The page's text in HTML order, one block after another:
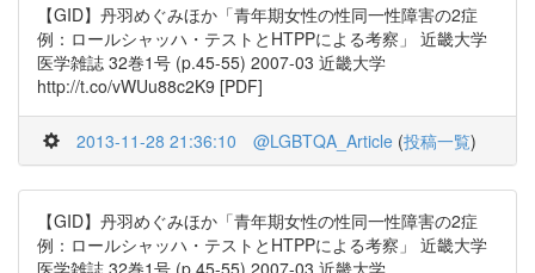
【GID】丹羽めぐみほか「青年期女性の性同一性障害の2症
例：ロールシャッハ・テストとHTPPによる考察」 近畿大学
医学雑誌 32巻1号 (p.45-55) 2007-03 近畿大学
http://t.co/vWUu88c2K9 [PDF]
2013-11-28 21:36:10 @LGBTQA_Article (投稿一覧)
【GID】丹羽めぐみほか「青年期女性の性同一性障害の2症
例：ロールシャッハ・テストとHTPPによる考察」 近畿大学
医学雑誌 32巻1号 (p.45-55) 2007-03 近畿大学